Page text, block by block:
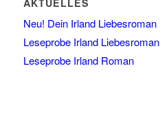
AKTUELLES
Neu! Dein Irland Liebesroman
Leseprobe Irland Liebesroman
Leseprobe Irland Roman